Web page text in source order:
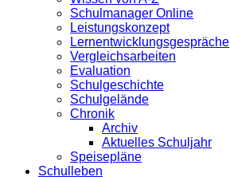
Schulmanager Online
Leistungskonzept
Lernentwicklungsgespräche
Vergleichsarbeiten
Evaluation
Schulgeschichte
Schulgelände
Chronik
Archiv
Aktuelles Schuljahr
Speisepläne
Schulleben